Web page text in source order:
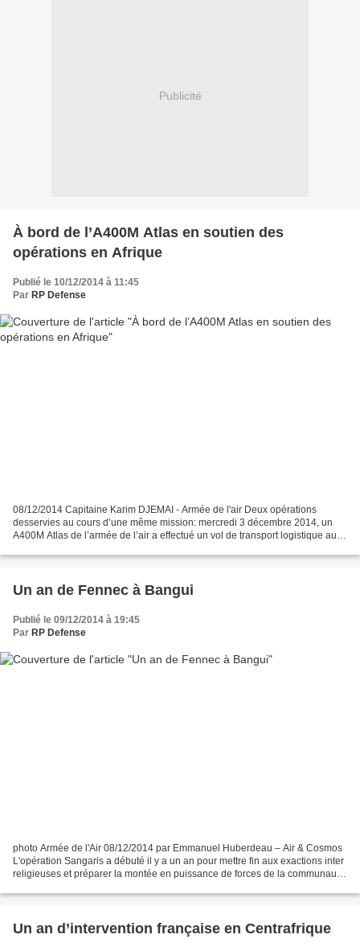
Publicité
À bord de l’A400M Atlas en soutien des
opérations en Afrique
Publié le 10/12/2014 à 11:45
Par RP Defense
08/12/2014 Capitaine Karim DJEMAI - Armée de l'air Deux opérations
desservies au cours d’une même mission: mercredi 3 décembre 2014, un
A400M Atlas de l’armée de l’air a effectué un vol de transport logistique au
Un an de Fennec à Bangui
Publié le 09/12/2014 à 19:45
Par RP Defense
photo Armée de l'Air 08/12/2014 par Emmanuel Huberdeau – Air & Cosmos
L'opération Sangaris a débuté il y a un an pour mettre fin aux exactions inter
religieuses et préparer la montée en puissance de forces de la communauté
Un an d’intervention française en Centrafrique